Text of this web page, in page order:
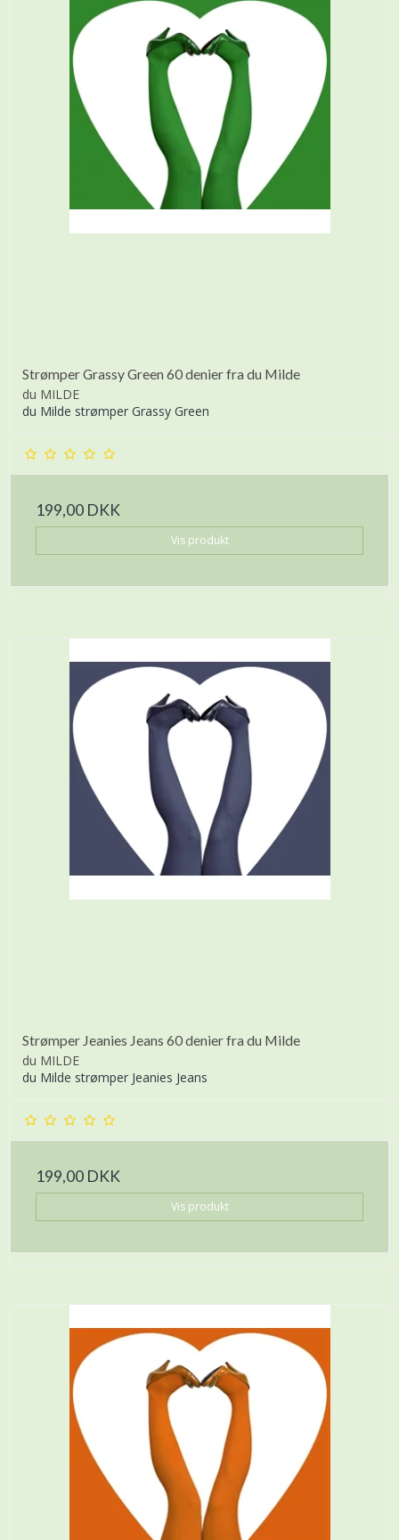
Strømper Grassy Green 60 denier fra du Milde
du MILDE
du Milde strømper Grassy Green
199,00 DKK
Vis produkt
Strømper Jeanies Jeans 60 denier fra du Milde
du MILDE
du Milde strømper Jeanies Jeans
199,00 DKK
Vis produkt